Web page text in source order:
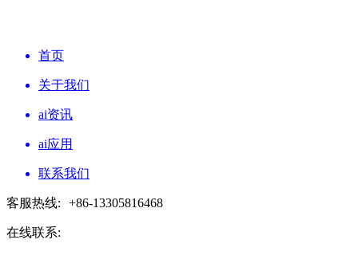
首页
关于我们
ai资讯
ai应用
联系我们
客服热线: +86-13305816468
在线联系: